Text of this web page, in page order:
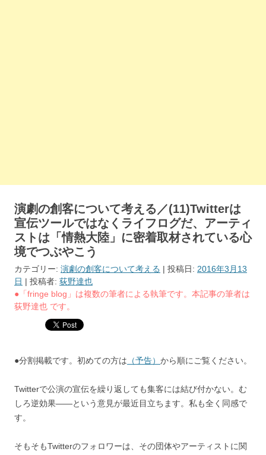
演劇の創客について考える／(11)Twitterは
宣伝ツールではなくライフログだ、アーティ
ストは「情熱大陸」に密着取材されている心
境でつぶやこう
カテゴリー: 演劇の創客について考える | 投稿日: 2016年3月13
日 | 投稿者: 荻野達也
●「fringe blog」は複数の筆者による執筆です。本記事の筆者は
荻野達也 です。
●分割掲載です。初めての方は （予告） から順にご覧ください。
Twitterで公演の宣伝を繰り返しても集客には結び付かない。む
しろ逆効果――という意見が最近目立ちます。私も全く同感で
す。
そもそもTwitterのフォロワーは、その団体やアーティストに関